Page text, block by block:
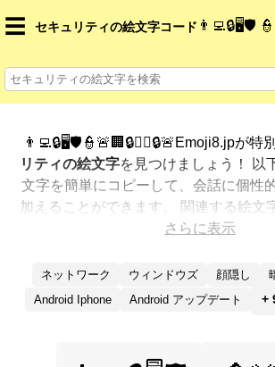
☰ セキュリティの絵文字コード
👨‍💻🔒🖥️🛡️👮🚨🏢🔒👮‍♂️🔒🚨Emoji8.jpが特
リティの絵文字を見つけましょう！ 以
文字を簡単にコピーして、会話に個性
加えることができます。 関連する絵文
る順に表示しました。さらに多くのオ
リティを絵文字で表現する方法を見
さらに表示
ネットワーク ウィンドウズ 顔隠し
Android Iphone
Android アップデート +